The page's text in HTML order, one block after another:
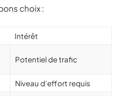
choix :
Intérêt
Potentiel de trafic
Niveau d’effort requis